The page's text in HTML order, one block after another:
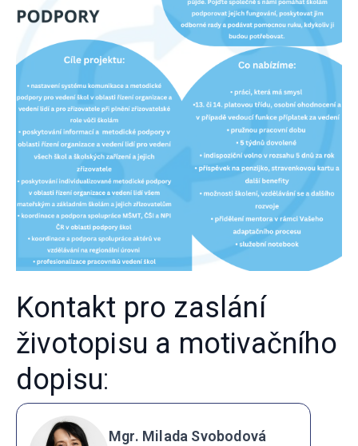
Kontakt pro zaslání
životopisu a motivačního
dopisu:
Mgr. Milada Svobodová